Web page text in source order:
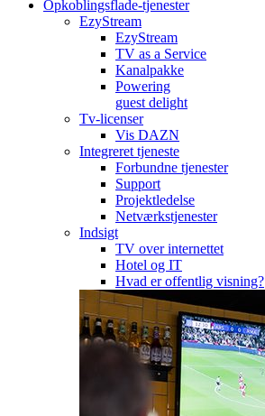
Opkoblingsflade-tjenester
EzyStream
EzyStream
TV as a Service
Kanalpakke
Powering
guest delight
Tv-licenser
Vis DAZN
Integreret tjeneste
Forbundne tjenester
Support
Projektledelse
Netværkstjenester
Indsigt
TV over internettet
Hotel og IT
Hvad er offentlig visning?